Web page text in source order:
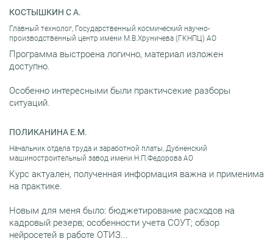
КОСТЫШКИН С А.
Главный технолог, Государственный космический научно-
производственный центр имени М.В.Хруничева (ГКНПЦ) АО
Программа выстроена логично, материал изложен
доступно.
Особенно интересными были практичсекие разборы
ситуаций.
ПОЛИКАНИНА Е.М.
Начальник отдела труда и заработной платы, Дубненский
машиностроительный завод имени Н.П.Федорова АО
Курс актуален, полученная информация важна и применима
на практике.
Новым для меня было: бюджетирование расходов на
кадровый резерв; особенности учета СОУТ; обзор
нейросетей в работе ОТИЗ...